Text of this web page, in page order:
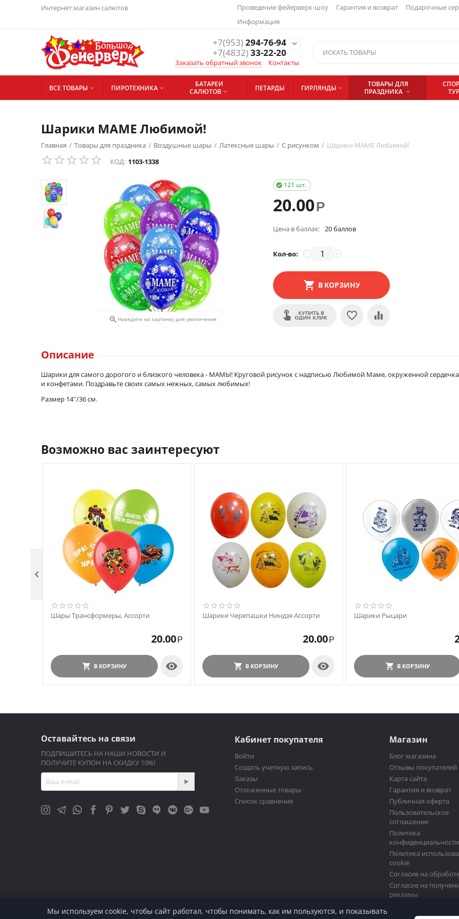
Интернет магазин салютов Проведение фейерверк-шоу Гарантия и возврат Подарочные
Информация
+7(953)294-76-94
+7(4832)33-22-20
expand_more
Заказать обратный звонок Контакты
ВСЕ ТОВАРЫ  ПИРОТЕХНИКА 
БАТАРЕИ
САЛЮТОВ ПЕТАРДЫ ГИРЛЯНДЫ 
ТОВАРЫ ДЛЯ
ПРАЗДНИКА 
Шарики МАМЕ Любимой!
Главная / Товары для праздника / Воздушные шары / Латексные шары / С рисунком / Шарики МАМЕ Любимой!
КОД: 1103-1338
 Наведите на картинку для увеличения
121 шт.

20.00Р
Цена в баллах: 20 баллов
Кол-во: +
−
В КОРЗИНУ
КУПИТЬ В
ОДИН КЛИК
Описание
Шарики для самого дорогого и близкого человека - МАМЫ! Круговой рисунок с надписью Любимой Маме, окруженной
и конфетами. Поздравьте своих самых нежных, самых любимых!
Размер 14''/36 см.
Возможно вас заинтересуют
Шары Трансформеры, Ассорти
20.00 Р
В КОРЗИНУ 
Шарики Черепашки Ниндзя Ассорти
20.00 Р
В КОРЗИНУ 
Шарики Рыцари
В КОРЗИНУ

Оставайтесь на связи
ПОДПИШИТЕСЬ НА НАШИ НОВОСТИ И
ПОЛУЧИТЕ КУПОН НА СКИДКУ 10%!
Кабинет покупателя
Войти
Создать учетную запись
Заказы
Отложенные товары
Список сравнения
Магазин
Блог магазина
Отзывы покупателей
Карта сайта
Гарантия и возврат
Публичная оферта
Пользовательское
соглашение
Политика
конфиденциальности
Политика
cookie
Согласие на
Согласие на
рекламы
Условия доставки и
Мы используем cookie, чтобы сайт работал, чтобы понимать, как им пользуются, и показывать